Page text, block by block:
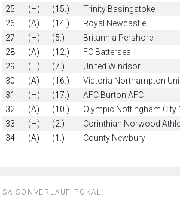
25.
(H) (15.) Trinity Basingstoke
26.
(A) (14.) Royal Newcastle
27.
(H) (5.) Britannia Pershore
28.
(A) (12.) FC Battersea
29.
(H) (7.) United Windsor
30.
(A) (16.) Victoria Northampton
31.
(H) (17.) AFC Burton AFC
32.
(A) (10.) Olympic Nottingham City
33.
(H) (2.) Corinthian Norwood
34.
(A) (1.) County Newbury
SAISONVERLAUF POKAL: